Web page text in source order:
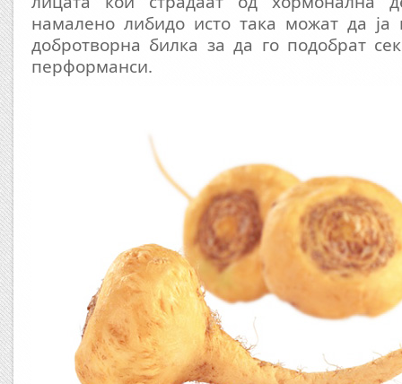
намалено либидо исто така можат да ја
добротворна билка за да го подобрат
перформанси.